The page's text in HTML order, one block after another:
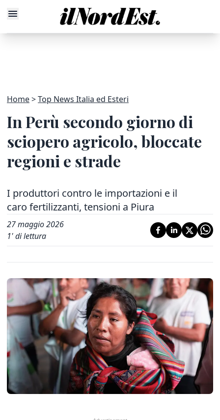
Home Top News Italia ed Esteri
In Perù secondo giorno di
sciopero agricolo, bloccate
regioni e strade
I produttori contro le importazioni e il
caro fertilizzanti, tensioni a Piura
27 maggio 2026
1' di lettura